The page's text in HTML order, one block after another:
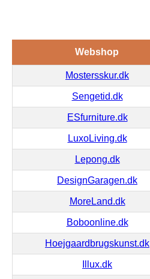
Webshop
Mostersskur.dk
Sengetid.dk
ESfurniture.dk
LuxoLiving.dk
Lepong.dk
DesignGaragen.dk
MoreLand.dk
Boboonline.dk
Hoejgaardbrugskunst.dk
Illux.dk